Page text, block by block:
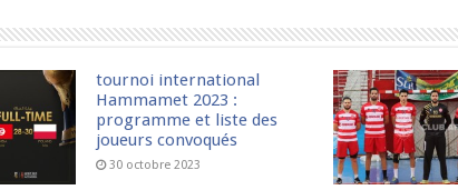
tournoi international
Hammamet 2023 :
programme et liste des
joueurs convoqués
30 octobre 2023